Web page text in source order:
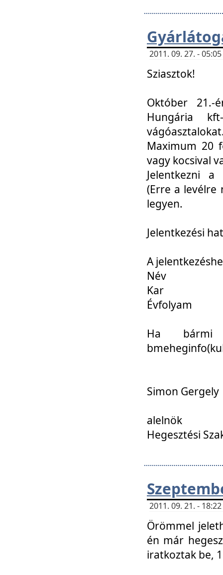
2011. 09. 27. -
Sziasztok!
Október 21.-
Hungária
Maximum 20
vagy kocsival
Jelentkezni a
(Erre a levélre
legyen.
Jelentkezési
A
Név
Kar
Évfolyam
Ha
Simon Gergely
alelnök
Hegesztési
2011. 09. 21. -
Örömmel
én már
iratkoztak be,